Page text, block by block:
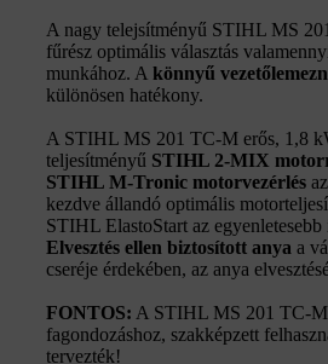
A nagy telejsítményű STIHL MS
fűrész optimális választás
munkához. A könnyű
különösen hatékony.
A STIHL MS 201 TC-M erős, 1,8
teljesítményű STIHL 2-MIX
STIHL M-Tronic motorvezérlés
kezdve állandó optimális
STIHL ElastoStart az egyenletesebb
Elvesztés ellen biztosított anya a
cseréje érdekében, az anya
FONTOS: A STIHL MS 201 TC-
fagondozáshoz, szakképzett
tervezték!